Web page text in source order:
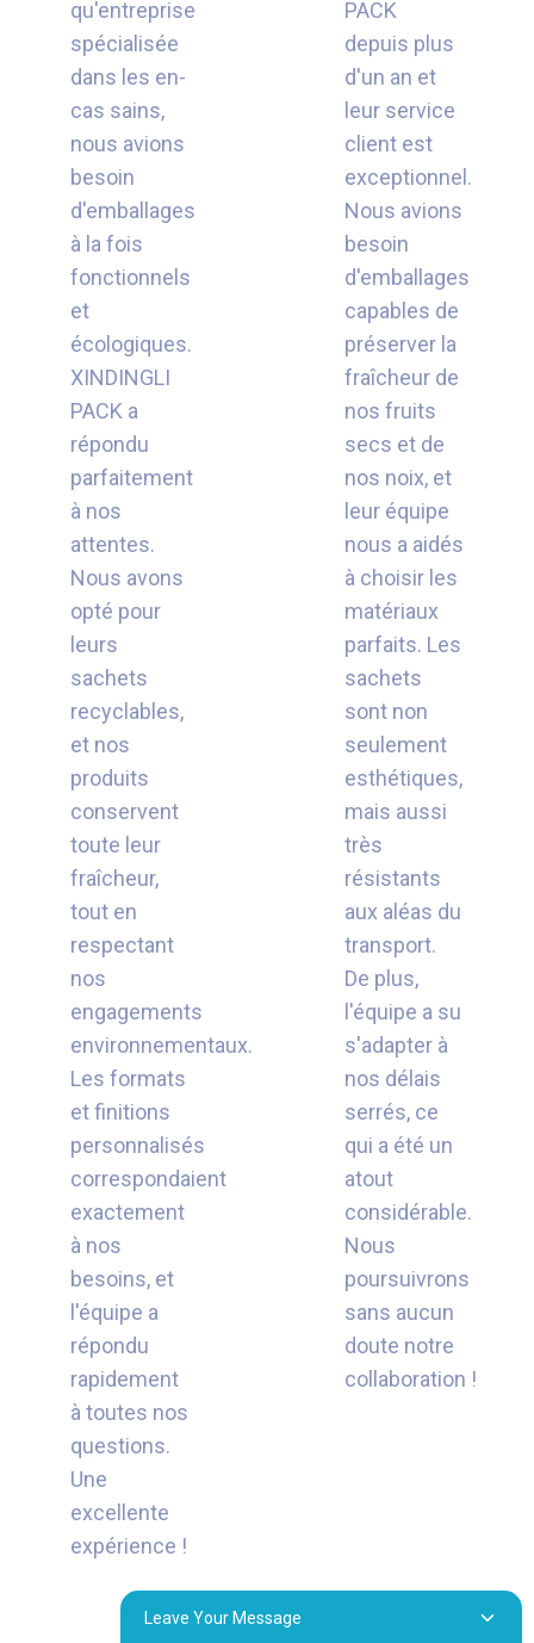
qu'entreprise
spécialisée
dans les en-
cas sains,
nous avions
besoin
d'emballages
à la fois
fonctionnels
et
écologiques.
XINDINGLI
PACK a
répondu
parfaitement
à nos
attentes.
Nous avons
opté pour
leurs
sachets
recyclables,
et nos
produits
conservent
toute leur
fraîcheur,
tout en
respectant
nos
engagements
environnementaux.
Les formats
et finitions
personnalisés
correspondaient
exactement
à nos
besoins, et
l'équipe a
répondu
rapidement
à toutes nos
questions.
Une
excellente
expérience !
PACK
depuis plus
d'un an et
leur service
client est
exceptionnel.
Nous avions
besoin
d'emballages
capables de
préserver la
fraîcheur de
nos fruits
secs et de
nos noix, et
leur équipe
nous a aidés
à choisir les
matériaux
parfaits. Les
sachets
sont non
seulement
esthétiques,
mais aussi
très
résistants
aux aléas du
transport.
De plus,
l'équipe a su
s'adapter à
nos délais
serrés, ce
qui a été un
atout
considérable.
Nous
poursuivrons
sans aucun
doute notre
collaboration !
Leave Your Message